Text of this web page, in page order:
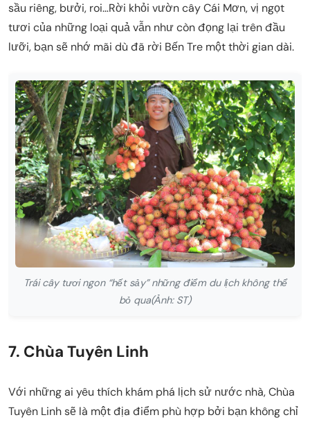
sầu riêng, bưởi, roi…Rời khỏi vườn cây Cái Mơn, vị ngọt
tươi của những loại quả vẫn như còn đọng lại trên đầu
lưỡi, bạn sẽ nhớ mãi dù đã rời Bến Tre một thời gian dài.
Trái cây tươi ngon “hết sảy” những điểm du lịch không thể
bỏ qua(Ảnh: ST)
7. Chùa Tuyên Linh
Với những ai yêu thích khám phá lịch sử nước nhà, Chùa
Tuyên Linh sẽ là một địa điểm phù hợp bởi bạn không chỉ